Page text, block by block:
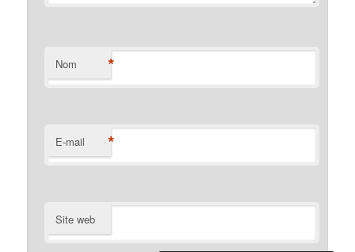
Nom *
E-mail *
Site web